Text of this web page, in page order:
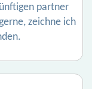
partner
zeichne ich